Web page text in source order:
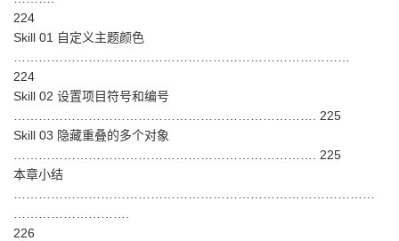
224
Skill 01 自定义主题颜色
224
Skill 02 设置项目符号和编号
………………………………………………………………. 225
Skill 03 隐藏重叠的多个对象
………………………………………………………………. 225
本章小结
226